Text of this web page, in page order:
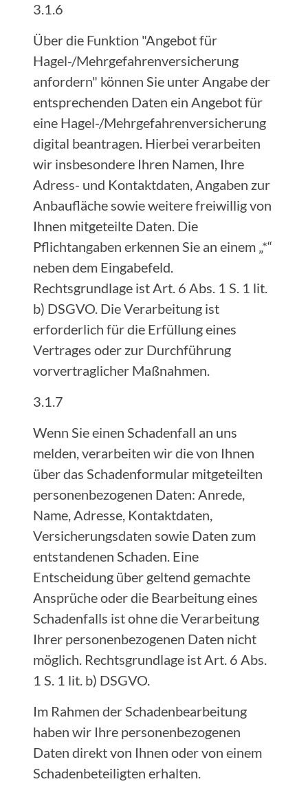
3.1.6
Über die Funktion "Angebot für
Hagel-/Mehrgefahrenversicherung
anfordern" können Sie unter Angabe der
entsprechenden Daten ein Angebot für
eine Hagel-/Mehrgefahrenversicherung
digital beantragen. Hierbei verarbeiten
wir insbesondere Ihren Namen, Ihre
Adress- und Kontaktdaten, Angaben zur
Anbaufläche sowie weitere freiwillig von
Ihnen mitgeteilte Daten. Die
Pflichtangaben erkennen Sie an einem „*“
neben dem Eingabefeld.
Rechtsgrundlage ist Art. 6 Abs. 1 S. 1 lit.
b) DSGVO. Die Verarbeitung ist
erforderlich für die Erfüllung eines
Vertrages oder zur Durchführung
vorvertraglicher Maßnahmen.
3.1.7
Wenn Sie einen Schadenfall an uns
melden, verarbeiten wir die von Ihnen
über das Schadenformular mitgeteilten
personenbezogenen Daten: Anrede,
Name, Adresse, Kontaktdaten,
Versicherungsdaten sowie Daten zum
entstandenen Schaden. Eine
Entscheidung über geltend gemachte
Ansprüche oder die Bearbeitung eines
Schadenfalls ist ohne die Verarbeitung
Ihrer personenbezogenen Daten nicht
möglich. Rechtsgrundlage ist Art. 6 Abs.
1 S. 1 lit. b) DSGVO.
Im Rahmen der Schadenbearbeitung
haben wir Ihre personenbezogenen
Daten direkt von Ihnen oder von einem
Schadenbeteiligten erhalten.